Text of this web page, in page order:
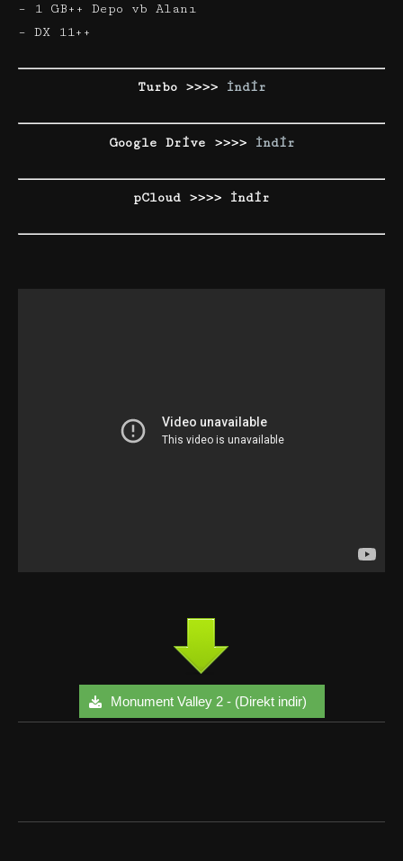
– 1 GB++ Depo vb Alanı
– DX 11++
Turbo >>>> İndir
Google Drive >>>>İndir
pCloud >>>> İndir
Monument Valley 2 - (Direkt indir)